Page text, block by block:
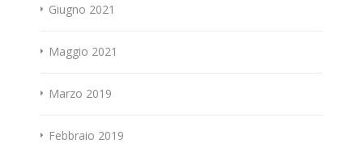
Giugno 2021
Maggio 2021
Marzo 2019
Febbraio 2019